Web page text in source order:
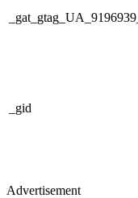
_gid
Advertisement